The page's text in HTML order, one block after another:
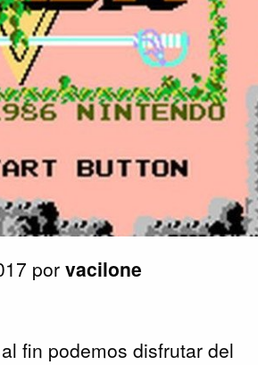
porvacilone
fin podemos disfrutar del